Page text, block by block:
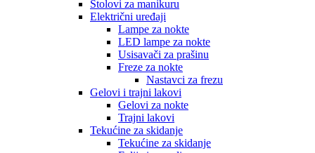
Stolovi za manikuru
Električni uređaji
Lampe za nokte
LED lampe za nokte
Usisavači za prašinu
Freze za nokte
Nastavci za frezu
Gelovi i trajni lakovi
Gelovi za nokte
Trajni lakovi
Tekućine za skidanje
Tekućine za skidanje